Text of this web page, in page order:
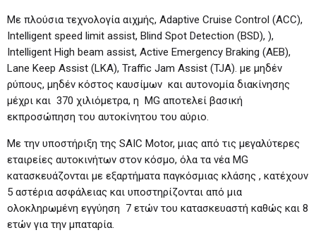
Με πλούσια τεχνολογία αιχμής, Adaptive Cruise Control (ACC),
Intelligent speed limit assist, Blind Spot Detection (BSD), ),
Intelligent High beam assist, Active Emergency Braking (AEB),
Lane Keep Assist (LKA), Traffic Jam Assist (TJA). με μηδέν
ρύπους, μηδέν κόστος καυσίμων και αυτονομία διακίνησης
μέχρι και 370 χιλιόμετρα, η MG αποτελεί βασική
εκπροσώπηση του αυτοκίνητου του αύριο.
Με την υποστήριξη της SAIC Motor, μιας από τις μεγαλύτερες
εταιρείες αυτοκινήτων στον κόσμο, όλα τα νέα MG
κατασκευάζονται με εξαρτήματα παγκόσμιας κλάσης , κατέχουν
5 αστέρια ασφάλειας και υποστηρίζονται από μια
ολοκληρωμένη εγγύηση 7 ετών του κατασκευαστή καθώς και 8
ετών για την μπαταρία.